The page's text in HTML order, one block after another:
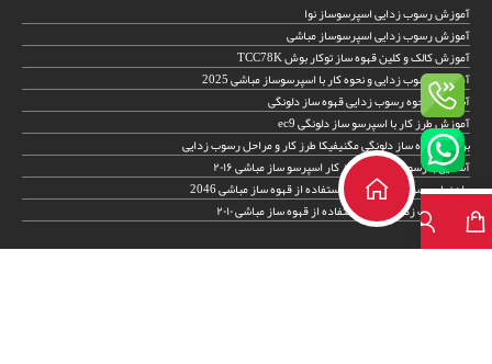
آموزش رسوب زدایی اسپرسوساز نوا
آموزش رسوب زدایی اسپرسوساز مباشی
آموزش کالک و کلین قهوه ساز توکار بوش TCC78K
آموزش رسوب زدایی و نحوه کار با اسپرسوساز مباشی 2025
آشنایی با نحوه رسوب زدایی قهوه ساز دلونگی
آموزش طرز کار با اسپرسو ساز دلونگی ec9
بررسی قهوه ساز دلونگی مگنیفیکا طرز کار و مراحل رسوب زدایی
آشنایی با رسوب زدایی و طرز کار اسپرسو ساز مباشی ۲۰۱۶
راهنمای رسوب زدایی و طرز استفاده از قهوه ساز مباشی 2046
نحوه رسوب زدایی و طرز استفاده از قهوه ساز مباشی ۲۰۱۰
اطلاعات تماس